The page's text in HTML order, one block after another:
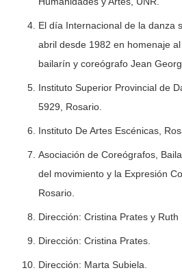
El día Internacional de la danza
abril desde 1982 en homenaje
bailarín y coreógrafo Jean
Instituto Superior Provincial de
5929, Rosario.
Instituto De Artes Escénicas,
Asociación de Coreógrafos,
del movimiento y la Expresión
Rosario.
Dirección: Cristina Prates y Ruth
Dirección: Cristina Prates.
Dirección: Marta Subiela.